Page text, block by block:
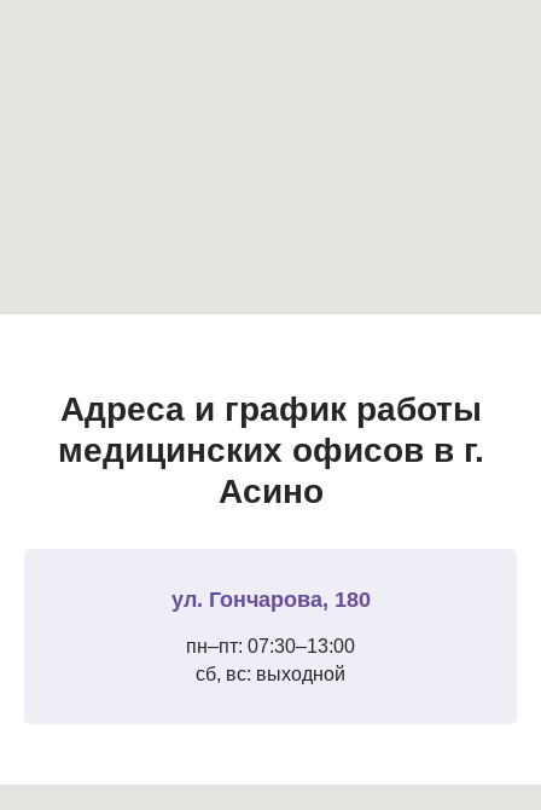
Адреса и график работы
медицинских офисов в г.
Асино
ул. Гончарова, 180
пн–пт: 07:30–13:00
сб, вс: выходной